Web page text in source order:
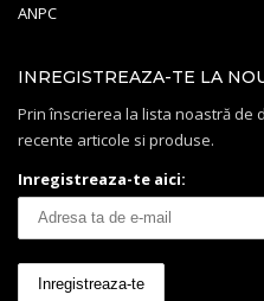
ANPC
INREGISTREAZA-TE LA
Prin înscrierea la lista noastră de
recente articole si produse.
Inregistreaza-te aici: